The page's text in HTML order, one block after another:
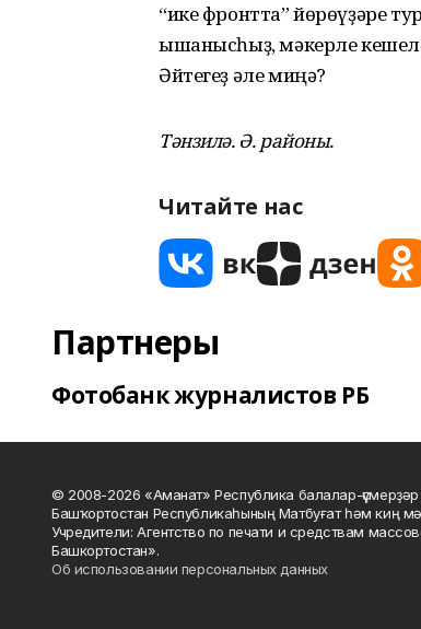
“ике фронтта” йөрөүҙәре
ышанысһыҙ, мәкерле
Әйтегеҙ әле миңә?
Тәнзилә. Ә. районы.
Читайте нас
Партнеры
Фотобанк журналистов РБ
© 2008-2026 «Аманат» Республика балалар-
Башҡортостан Республикаһының Матбуғат һәм киң
Учредители: Агентство по печати и средствам
Башкортостан».
Об использовании персональных данных